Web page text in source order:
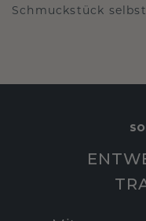
Schmuckstück